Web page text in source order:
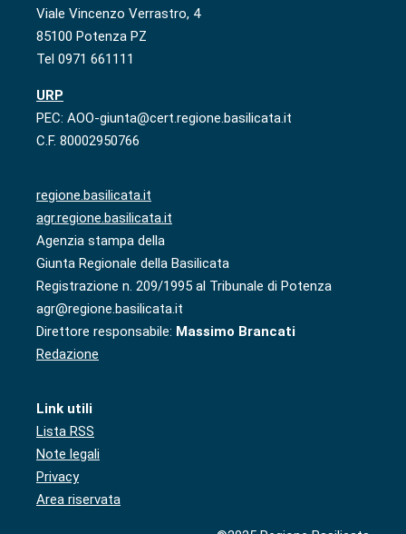
Viale Vincenzo Verrastro, 4
85100 Potenza PZ
Tel 0971 661111
URP
PEC: AOO-giunta@cert.regione.basilicata.it
C.F. 80002950766
regione.basilicata.it
agr.regione.basilicata.it
Agenzia stampa della
Giunta Regionale della Basilicata
Registrazione n. 209/1995 al Tribunale di Potenza
agr@regione.basilicata.it
Direttore responsabile: Massimo Brancati
Redazione
Link utili
Lista RSS
Note legali
Privacy
Area riservata